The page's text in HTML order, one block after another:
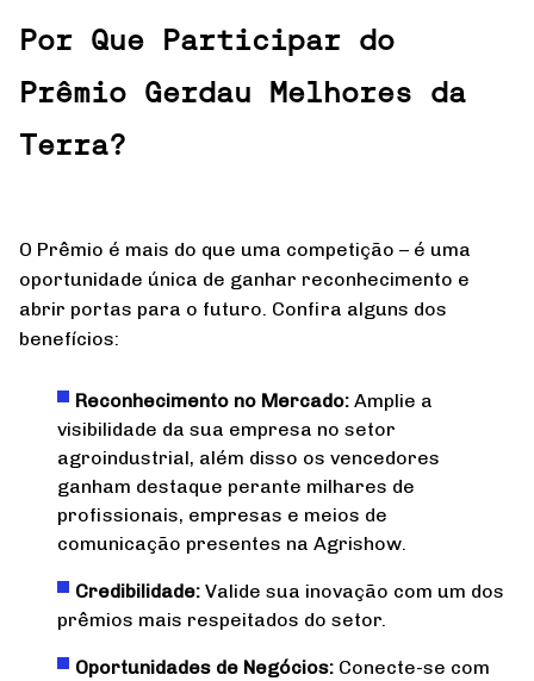
Por Que Participar do
Prêmio Gerdau Melhores da
Terra?
O Prêmio é mais do que uma competição – é uma
oportunidade única de ganhar reconhecimento e
abrir portas para o futuro. Confira alguns dos
benefícios:
Reconhecimento no Mercado: Amplie a
visibilidade da sua empresa no setor
agroindustrial, além disso os vencedores
ganham destaque perante milhares de
profissionais, empresas e meios de
comunicação presentes na Agrishow.
Credibilidade: Valide sua inovação com um dos
prêmios mais respeitados do setor.
Oportunidades de Negócios: Conecte-se com